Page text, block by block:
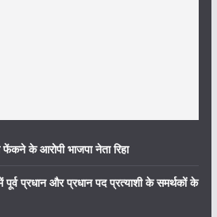
के आरोपी भाजपा नेता रिहा
प्रधान और प्रधान पद प्रत्याशी के समर्थकों के